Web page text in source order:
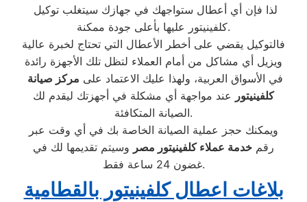
كلفينيتور عليها بأعلى جودة ممكنة.
فالتوكيل يقضي على أخطر الأعطال التي تحتاج لخبرة عالية
ويزيل أي مشاكل من أمام العملاء لتظل تلك الأجهزة رائدة
في الأسواق العربية، ولهذا عليك الاعتماد على مركز صيانة
كلفينيتور عند مواجهة أي مشكلة في أجهزتك ليقدم لك
الصيانة المتكافئة.
ويمكنك حجز عملية الصيانة الخاصة بك في أي وقت عبر
رقم خدمة عملاء كلفينيتور مصر وسيتم تقديمها لك في
غضون 24 ساعة فقط.
بلاغات اعطال كلفينيتور بالقطامية